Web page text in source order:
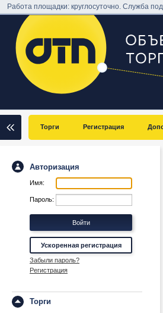
Работа площадки: круглосуточно. Служба
Торги Регистрация
Авторизация
Имя:
Пароль:
Ускоренная регистрация
Забыли пароль?
Регистрация
Торги